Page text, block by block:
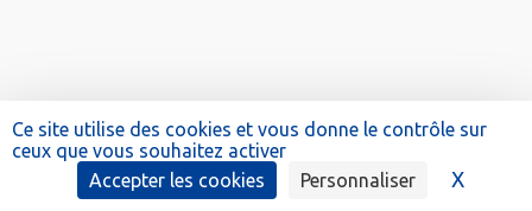
Ce site utilise des cookies et vous donne le contrôle sur
ceux que vous souhaitez activer
Accepter les cookies
Personnaliser X